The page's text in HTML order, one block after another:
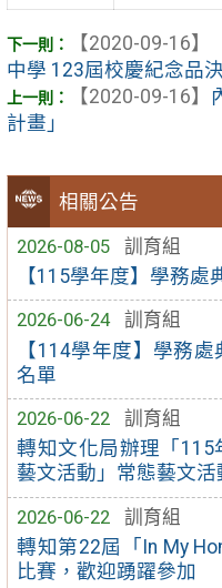
相關公告
2026-08-05
訓育組
【115學年度】學務處
2026-06-24
訓育組
【114學年度】學務
名單
2026-06-22
訓育組
轉知文化局辦理「
藝文活動」常態藝文
2026-06-22
訓育組
轉知第22屆「In My
比賽，歡迎踴躍參加
【2020-09-16】
中學 123屆校慶紀念品
【2020-09-16】
計畫」